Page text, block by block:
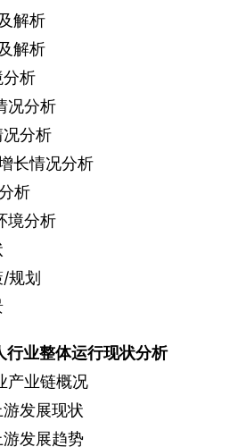
解析
解析
分析
况分析
分析
长情况分析
析
境分析
/规划
行业整体运行现状分析
产业链概况
发展现状
发展趋势